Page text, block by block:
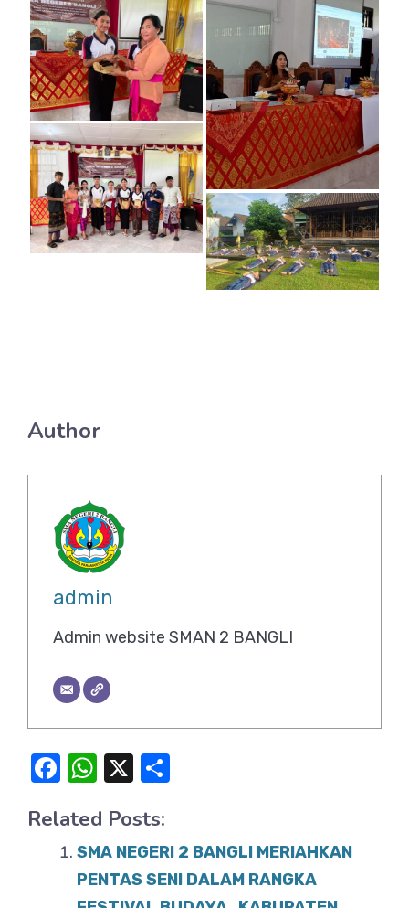
Author
admin
Admin website SMAN 2 BANGLI
F
c
e
W
at
s
A
X
e
Related Posts:
SMA NEGERI 2 BANGLI MERIAHKAN
PENTAS SENI DALAM RANGKA